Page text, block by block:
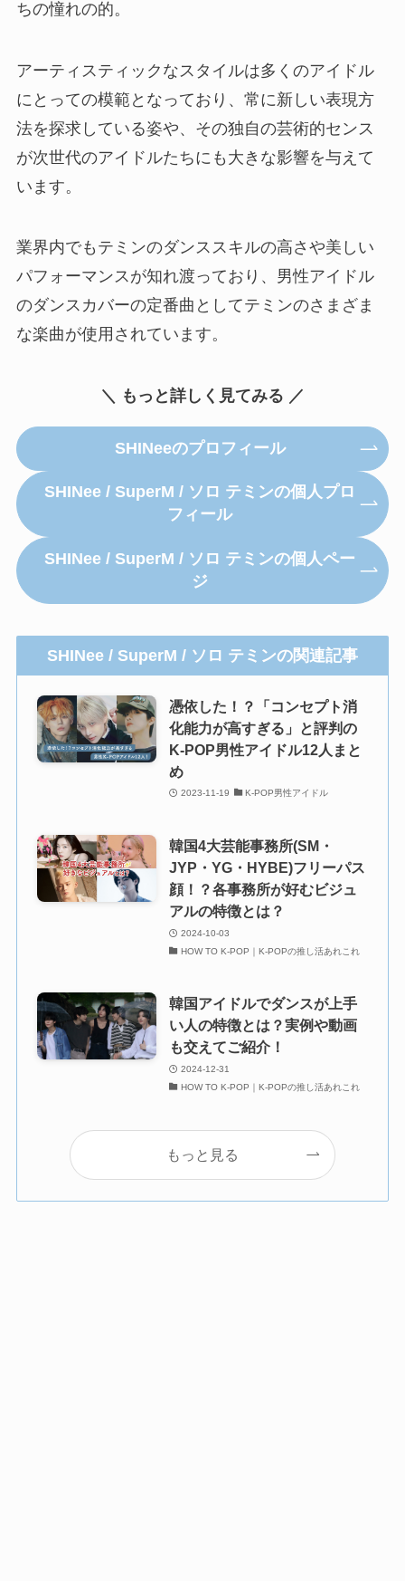
ちの憧れの的。
アーティスティックなスタイルは多くのアイドル
にとっての模範となっており、常に新しい表現方
法を探求している姿や、その独自の芸術的センス
が次世代のアイドルたちにも大きな影響を与えて
います。
業界内でもテミンのダンススキルの高さや美しい
パフォーマンスが知れ渡っており、男性アイドル
のダンスカバーの定番曲としてテミンのさまざま
な楽曲が使用されています。
＼ もっと詳しく見てみる ／
SHINeeのプロフィール
SHINee / SuperM / ソロ テミンの個人プロ
フィール
SHINee / SuperM / ソロ テミンの個人ペー
ジ
SHINee / SuperM / ソロ テミンの関連記事
憑依した！？「コンセプト消
化能力が高すぎる」と評判の
K-POP男性アイドル12人まと
め
2023-11-19 K-POP男性アイドル
韓国4大芸能事務所(SM・
JYP・YG・HYBE)フリーパス
顔！？各事務所が好むビジュ
アルの特徴とは？
2024-10-03
HOW TO K-POP｜K-POPの推し活あれこれ
韓国アイドルでダンスが上手
い人の特徴とは？実例や動画
も交えてご紹介！
2024-12-31
HOW TO K-POP｜K-POPの推し活あれこれ
もっと見る